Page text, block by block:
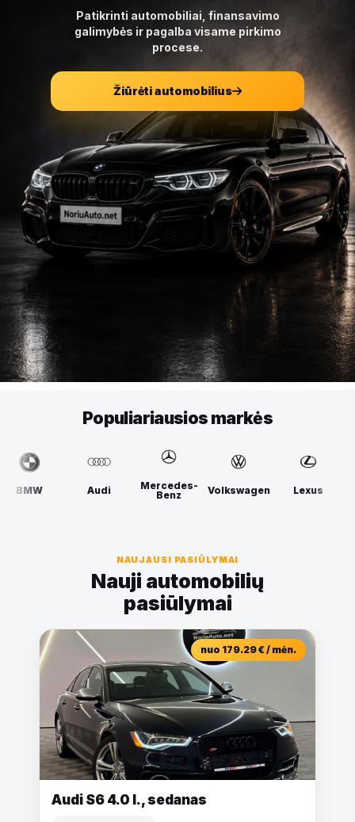
Patikrinti automobiliai, finansavimo
galimybės ir pagalba visame pirkimo
procese.
Žiūrėti automobilius
Populiariausios markės
Mercedes-
Benz
Volkswagen Lexus BMW
NAUJAUSI PASIŪLYMAI
Nauji automobilių
pasiūlymai
nuo 179.29 € / mėn.
Audi S6 4.0 l., sedanas